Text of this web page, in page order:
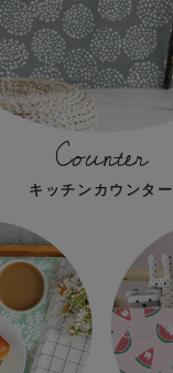
Counter
キッチンカウンター